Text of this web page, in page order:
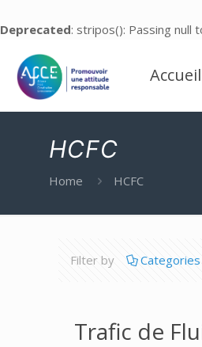
Deprecated: stripos(): Passing
Accueil
HCFC
Home HCFC
Filter by Categories
Trafic de